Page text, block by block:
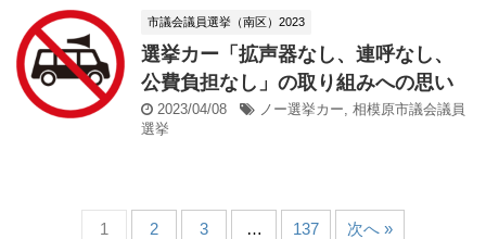
市議会議員選挙（南区）2023
選挙カー「拡声器なし、連呼なし、
公費負担なし」の取り組みへの思い
2023/04/08 ノー選挙カー, 相模原市議会議員
選挙
1 2 3 … 137 次へ »